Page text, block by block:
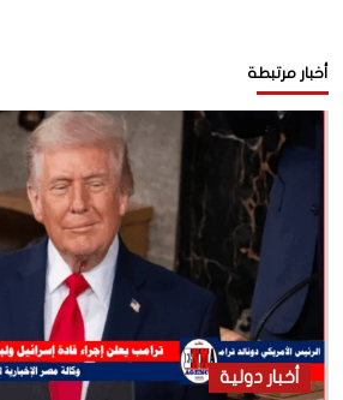
أخبار مرتبطة
أخبار دولية